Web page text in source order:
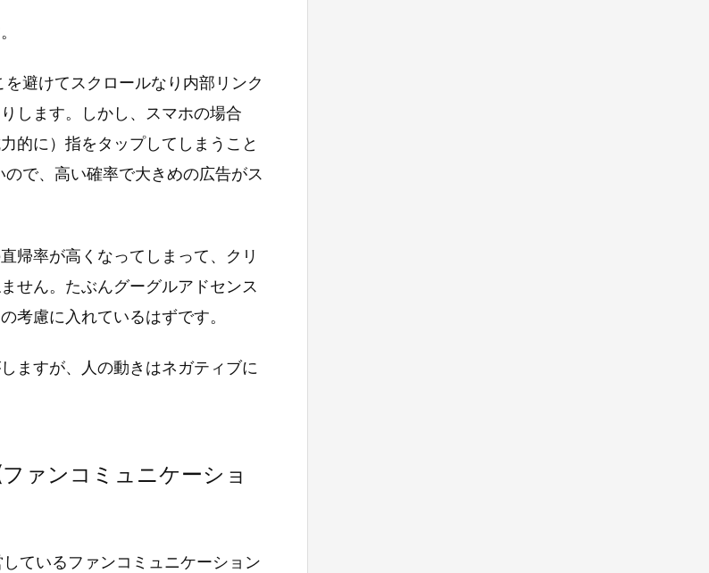
避けてスクロールなり内部リンク
します。しかし、スマホの場合
的に）指をタップしてしまうこと
で、高い確率で大きめの広告がス
帰率が高くなってしまって、クリ
せん。たぶんグーグルアドセンス
考慮に入れているはずです。
ますが、人の動きはネガティブに
ァンコミュニケーショ
しているファンコミュニケーション